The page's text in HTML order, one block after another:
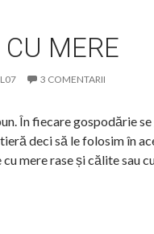
CU MERE
3 COMENTARII
În fiecare gospodărie
deci să le folosim în
mere rase și călite sau